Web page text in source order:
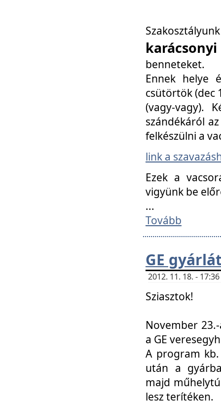
benneteket.
Ennek helye
csütörtök (dec
(vagy-vagy).
szándékáról
felkészülni a
link a
Ezek a
vigyünk be
...
Tovább
GE
2012. 11. 18. -
Sziasztok!
November
a GE
A program
után a
majd
lesz terítéken.